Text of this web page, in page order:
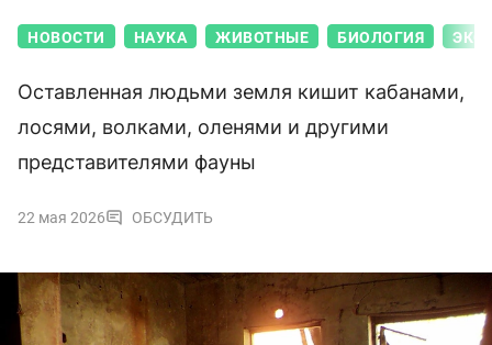
НОВОСТИ НАУКА ЖИВОТНЫЕ БИОЛОГИЯ
Оставленная людьми земля кишит кабанами,
лосями, волками, оленями и другими
представителями фауны
22 мая 2026 ОБСУДИТЬ